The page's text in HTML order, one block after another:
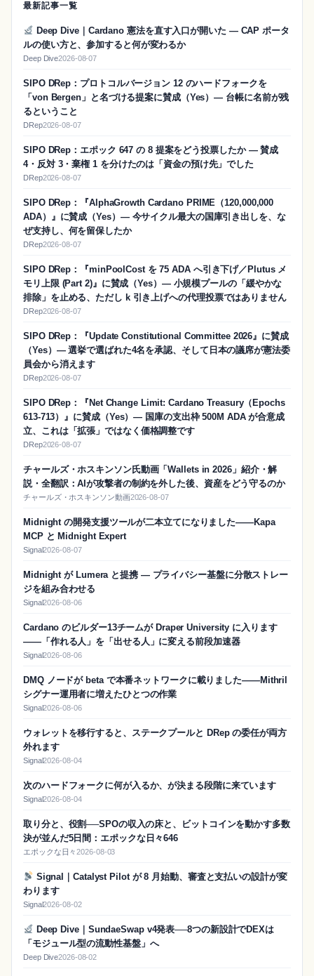
最新記事一覧
Deep Dive｜Cardano 憲法を直す入口が開いた — CAP ポータ
ルの使い方と、参加すると何が変わるか
Deep Dive2026-08-07
SIPO DRep：プロトコルバージョン 12 のハードフォークを
「von Bergen」と名づける提案に賛成（Yes）― 台帳に名前が残
るということ
DRep2026-08-07
SIPO DRep：エポック 647 の 8 提案をどう投票したか ― 賛成
4・反対 3・棄権 1 を分けたのは「資金の預け先」でした
DRep2026-08-07
SIPO DRep：『AlphaGrowth Cardano PRIME（120,000,000
ADA）』に賛成（Yes）― 今サイクル最大の国庫引き出しを、な
ぜ支持し、何を留保したか
DRep2026-08-07
SIPO DRep：『minPoolCost を 75 ADA へ引き下げ／Plutus メ
モリ上限 (Part 2)』に賛成（Yes）― 小規模プールの「緩やかな
排除」を止める、ただし k 引き上げへの代理投票ではありません
DRep2026-08-07
SIPO DRep：『Update Constitutional Committee 2026』に賛成
（Yes）― 選挙で選ばれた4名を承認、そして日本の議席が憲法委
員会から消えます
DRep2026-08-07
SIPO DRep：『Net Change Limit: Cardano Treasury（Epochs
613-713）』に賛成（Yes）― 国庫の支出枠 500M ADA が合意成
立、これは「拡張」ではなく価格調整です
DRep2026-08-07
チャールズ・ホスキンソン氏動画「Wallets in 2026」紹介・解
説・全翻訳：AIが攻撃者の制約を外した後、資産をどう守るのか
チャールズ・ホスキンソン動画2026-08-07
Midnight の開発支援ツールが二本立てになりました——Kapa
MCP と Midnight Expert
Signal2026-08-07
Midnight が Lumera と提携 — プライバシー基盤に分散ストレー
ジを組み合わせる
Signal2026-08-06
Cardano のビルダー13チームが Draper University に入ります
——「作れる人」を「出せる人」に変える前段加速器
Signal2026-08-06
DMQ ノードが beta で本番ネットワークに載りました——Mithril
シグナー運用者に増えたひとつの作業
Signal2026-08-06
ウォレットを移行すると、ステークプールと DRep の委任が両方
外れます
Signal2026-08-04
次のハードフォークに何が入るか、が決まる段階に来ています
Signal2026-08-04
取り分と、役割──SPOの収入の床と、ビットコインを動かす多数
決が並んだ5日間：エポックな日々646
エポックな日々2026-08-03
Signal｜Catalyst Pilot が 8 月始動、審査と支払いの設計が変
わります
Signal2026-08-02
Deep Dive｜SundaeSwap v4発表──8つの新設計でDEXは
「モジュール型の流動性基盤」へ
Deep Dive2026-08-02